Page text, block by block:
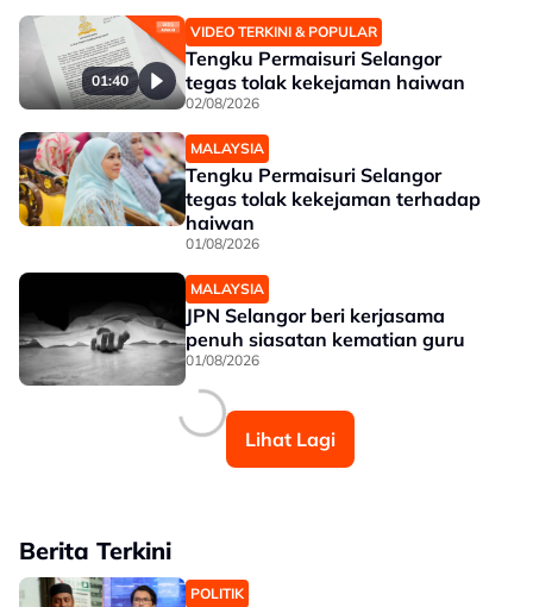
01:40
VIDEO TERKINI & POPULAR
Tengku Permaisuri Selangor
tegas tolak kekejaman haiwan
02/08/2026
MALAYSIA
Tengku Permaisuri Selangor
tegas tolak kekejaman terhadap
haiwan
01/08/2026
MALAYSIA
JPN Selangor beri kerjasama
penuh siasatan kematian guru
01/08/2026
Lihat Lagi
Berita Terkini
POLITIK